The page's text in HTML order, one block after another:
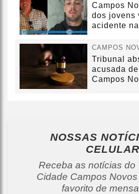
Campos
dos jovens
acidente
CAMPOS
Tribunal
acusada
Campos
NOSSAS
CELULAR
Receba as notícias do
Cidade Campos
favorito de